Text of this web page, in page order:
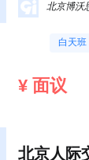
北京博沃
白天班
¥ 面议
北京人际